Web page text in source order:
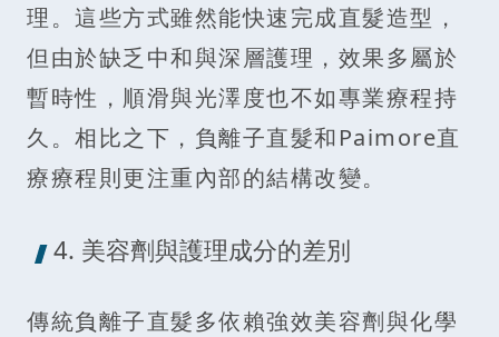
理。這些方式雖然能快速完成直髮造型，
但由於缺乏中和與深層護理，效果多屬於
暫時性，順滑與光澤度也不如專業療程持
久。相比之下，負離子直髮和Paimore直
療療程則更注重內部的結構改變。
4. 美容劑與護理成分的差別
傳統負離子直髮多依賴強效美容劑與化學